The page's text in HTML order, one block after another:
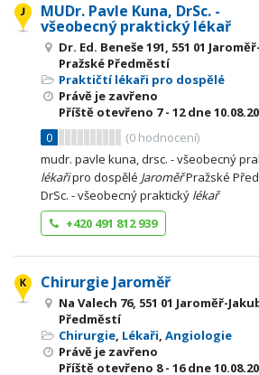
MUDr. Pavle Kuna, DrSc. -
všeobecný praktický lékař
Dr. Ed. Beneše 191, 551 01 Jaroměř-
Pražské Předměstí
Praktičtí lékaři pro dospělé
Právě je zavřeno
Příště otevřeno 7 - 12dne
0
(0 hodnocení)
mudr. pavle kuna, drsc. - všeobecný
lékařipro dospělé JaroměřPražské
DrSc. - všeobecný praktický lékař
+420 491 812 939
Chirurgie Jaroměř
Na Valech 76, 551 01 Jaroměř-
Předměstí
Chirurgie, Lékaři, Angiologie
Právě je zavřeno
Příště otevřeno 8 - 16dne